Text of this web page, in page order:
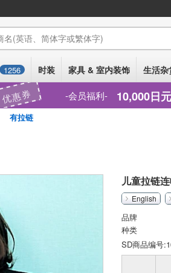
名(英语、简体字或繁体字)
1256 时装 家具 & 室内装饰 生活杂
优惠券 会员福利 10,000日
有拉链
儿童拉链
English
品牌
种类
SD商品编号